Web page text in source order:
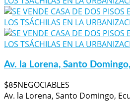
Av. la Lorena, Santo
$85NEGOCIABLES
Av. la Lorena, Santo Domingo,